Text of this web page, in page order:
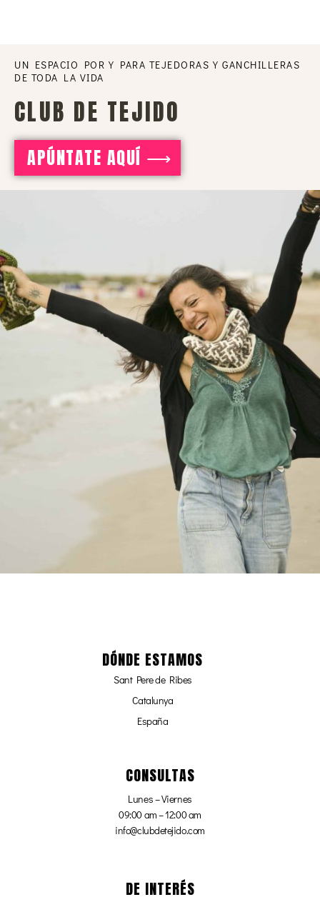
UN ESPACIO POR Y PARA TEJEDORAS Y GANCHILLERAS
DE TODA LA VIDA
CLUB DE TEJIDO
APÚNTATE AQUÍ ⟶
DÓNDE ESTAMOS
Sant Pere de Ribes
Catalunya
España
CONSULTAS
Lunes – Viernes
09:00 am – 12:00 am
info@clubdetejido.com
DE INTERÉS